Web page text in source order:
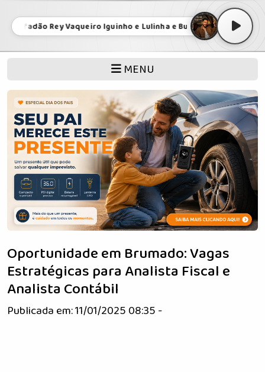
Rey Vaqueiro Iguinho e Lulinha e Buscapé Arreio de Ouro
MENU
Oportunidade em Brumado: Vagas
Estratégicas para Analista Fiscal e
Analista Contábil
Publicada em: 11/01/2025 08:35 -